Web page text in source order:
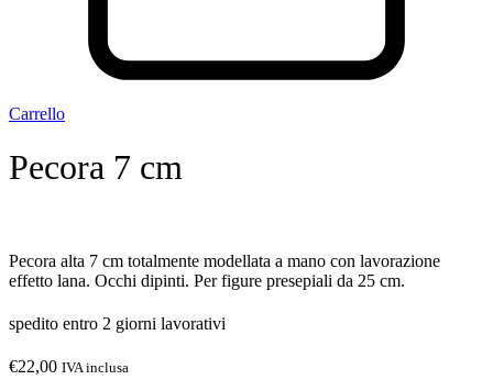
Carrello
Pecora 7 cm
Pecora alta 7 cm totalmente modellata a mano con lavorazione
effetto lana. Occhi dipinti. Per figure presepiali da 25 cm.
spedito entro 2 giorni lavorativi
€22,00 IVA inclusa